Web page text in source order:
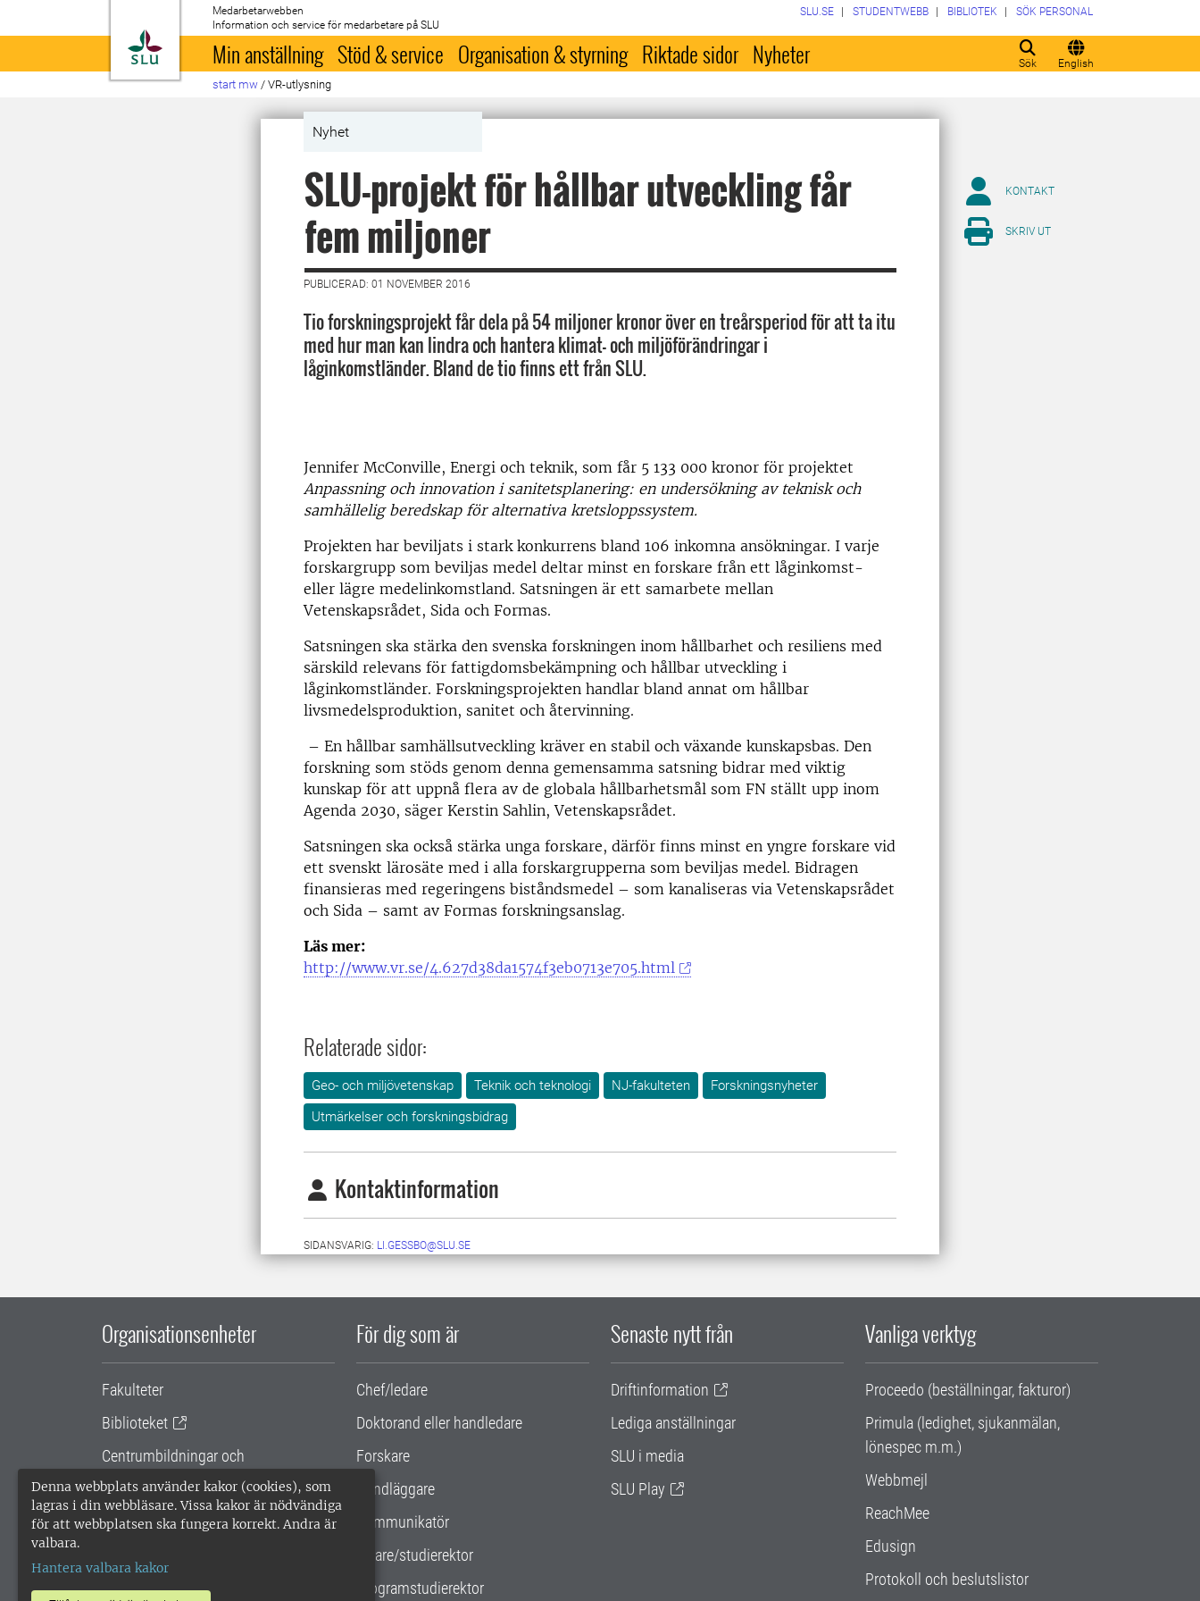
Denna webbplats använder kakor (cookies), som
lagras i din webbläsare. Vissa kakor är nödvändiga
för att webbplatsen ska fungera korrekt. Andra är
valbara.
Hantera valbara kakor
Till startsida
Medarbetarwebben
Information och service för medarbetare på SLU
Sök English
SLU.SE STUDENTWEBB BIBLIOTEK SÖK PERSONAL
Min anställning Stöd & service Organisation & styrning Riktade sidor Nyheter
start mw / VR-utlysning
Nyhet
SLU-projekt för hållbar utveckling får
fem miljoner
PUBLICERAD: 01 NOVEMBER 2016
Tio forskningsprojekt får dela på 54 miljoner kronor över en treårsperiod för att ta itu
med hur man kan lindra och hantera klimat- och miljöförändringar i
låginkomstländer. Bland de tio finns ett från SLU.
Jennifer McConville, Energi och teknik, som får 5 133 000 kronor för projektet
Anpassning och innovation i sanitetsplanering: en undersökning av teknisk och
samhällelig beredskap för alternativa kretsloppssystem.
Projekten har beviljats i stark konkurrens bland 106 inkomna ansökningar. I varje
forskargrupp som beviljas medel deltar minst en forskare från ett låginkomst-
eller lägre medelinkomstland. Satsningen är ett samarbete mellan
Vetenskapsrådet, Sida och Formas.
Satsningen ska stärka den svenska forskningen inom hållbarhet och resiliens med
särskild relevans för fattigdomsbekämpning och hållbar utveckling i
låginkomstländer. Forskningsprojekten handlar bland annat om hållbar
livsmedelsproduktion, sanitet och återvinning.
– En hållbar samhällsutveckling kräver en stabil och växande kunskapsbas. Den
forskning som stöds genom denna gemensamma satsning bidrar med viktig
kunskap för att uppnå flera av de globala hållbarhetsmål som FN ställt upp inom
Agenda 2030, säger Kerstin Sahlin, Vetenskapsrådet.
Satsningen ska också stärka unga forskare, därför finns minst en yngre forskare vid
ett svenskt lärosäte med i alla forskargrupperna som beviljas medel. Bidragen
finansieras med regeringens biståndsmedel – som kanaliseras via Vetenskapsrådet
och Sida – samt av Formas forskningsanslag.
Läs mer:
http://www.vr.se/4.627d38da1574f3eb0713e705.html
Relaterade sidor:
Geo- och miljövetenskap Teknik och teknologi NJ-fakulteten
Forskningsnyheter
Utmärkelser och forskningsbidrag
Kontaktinformation
SIDANSVARIG: LI.GESSBO@SLU.SE
KONTAKT
SKRIV UT
Organisationsenheter
Fakulteter
Biblioteket
Centrumbildningar och
samarbetsprojekt
Gemensamma verksamhetsstödet
För dig som är
Chef/ledare
Doktorand eller handledare
Forskare
Handläggare
Kommunikatör
Lärare/studierektor
Programstudierektor
Senaste nytt från
Driftinformation
Lediga anställningar
SLU i media
SLU Play
Vanliga verktyg
Proceedo (beställningar, fakturor)
Primula (ledighet, sjukanmälan,
lönespec m.m.)
Webbmejl
ReachMee
Edusign
Protokoll och beslutslistor